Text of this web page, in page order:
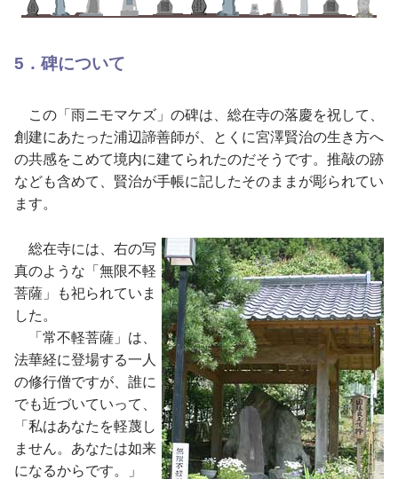
5．碑について
この「雨ニモマケズ」の碑は、総在寺の落慶を祝して、
創建にあたった浦辺諦善師が、とくに宮澤賢治の生き方へ
の共感をこめて境内に建てられたのだそうです。推敲の跡
なども含めて、賢治が手帳に記したそのままが彫られてい
ます。
総在寺には、右の写
真のような「無限不軽
菩薩」も祀られていま
した。
「常不軽菩薩」は、
法華経に登場する一人
の修行僧ですが、誰に
でも近づいていって、
「私はあなたを軽蔑し
ません。あなたは如来
になるからです。」